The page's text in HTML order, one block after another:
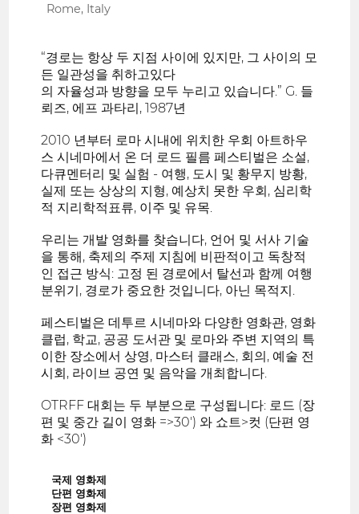
Rome, Italy
“경로는 항상 두 지점 사이에 있지만, 그 사이의 모
든 일관성을 취하고있다
의 자율성과 방향을 모두 누리고 있습니다.” G. 들
뢰즈, 에프 과타리, 1987년
2010 년부터 로마 시내에 위치한 우회 아트하우
스 시네마에서 온 더 로드 필름 페스티벌은 소설,
다큐멘터리 및 실험 - 여행, 도시 및 황무지 방황,
실제 또는 상상의 지형, 예상치 못한 우회, 심리학
적 지리학적표류, 이주 및 유목.
우리는 개발 영화를 찾습니다, 언어 및 서사 기술
을 통해, 축제의 주제 지침에 비판적이고 독창적
인 접근 방식: 고정 된 경로에서 탈선과 함께 여행
분위기, 경로가 중요한 것입니다, 아닌 목적지.
페스티벌은 데투르 시네마와 다양한 영화관, 영화
클럽, 학교, 공공 도서관 및 로마와 주변 지역의 특
이한 장소에서 상영, 마스터 클래스, 회의, 예술 전
시회, 라이브 공연 및 음악을 개최합니다.
OTRFF 대회는 두 부분으로 구성됩니다: 로드 (장
편 및 중간 길이 영화 =>30') 와 쇼트>컷 (단편 영
화 <30')
국제 영화제
단편 영화제
장편 영화제